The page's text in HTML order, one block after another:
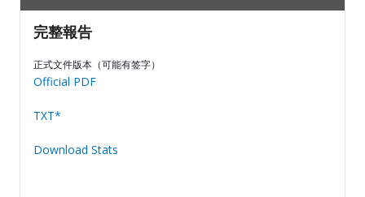
完整報告
正式文件版本（可能有签字）
Official PDF
TXT*
Download Stats